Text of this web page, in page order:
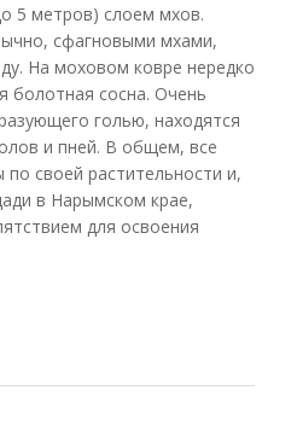
5 метров) слоем мхов.
сфагновыми мхами,
На моховом ковре нередко
болотная сосна. Очень
голью, находятся
и пней. В общем, все
своей растительности и,
в Нарымском крае,
для освоения